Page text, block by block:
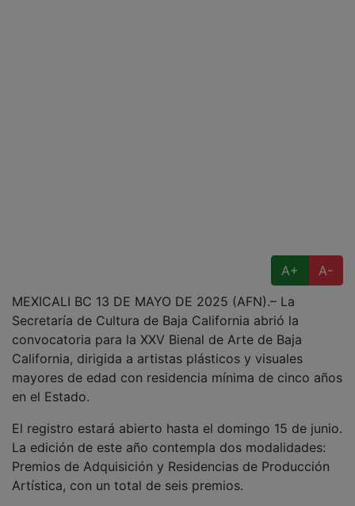
A+
A-
MEXICALI BC 13 DE MAYO DE 2025 (AFN).– La
Secretaría de Cultura de Baja California abrió la
convocatoria para la XXV Bienal de Arte de Baja
California, dirigida a artistas plásticos y visuales
mayores de edad con residencia mínima de cinco años
en el Estado.
El registro estará abierto hasta el domingo 15 de junio.
La edición de este año contempla dos modalidades:
Premios de Adquisición y Residencias de Producción
Artística, con un total de seis premios.